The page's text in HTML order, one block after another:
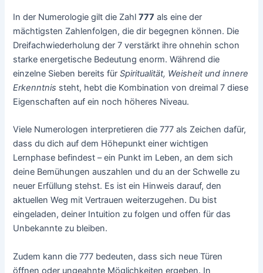
In der Numerologie gilt die Zahl777 als eine der
mächtigsten Zahlenfolgen, die dir begegnen können. Die
Dreifachwiederholung der 7 verstärkt ihre ohnehin schon
starke energetische Bedeutung enorm. Während die
einzelne Sieben bereits fürSpiritualität, Weisheit und innere
Erkenntnis steht, hebt die Kombination von dreimal 7 diese
Eigenschaften auf ein noch höheres Niveau.
Viele Numerologen interpretieren die 777 als Zeichen dafür,
dass du dich auf dem Höhepunkt einer wichtigen
Lernphase befindest – ein Punkt im Leben, an dem sich
deine Bemühungen auszahlen und du an der Schwelle zu
neuer Erfüllung stehst. Es ist ein Hinweis darauf, den
aktuellen Weg mit Vertrauen weiterzugehen. Du bist
eingeladen, deiner Intuition zu folgen und offen für das
Unbekannte zu bleiben.
Zudem kann die 777 bedeuten, dass sich neue Türen
öffnen oder ungeahnte Möglichkeiten ergeben. In